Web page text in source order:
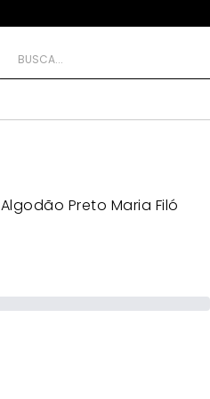
Preto Maria Filó